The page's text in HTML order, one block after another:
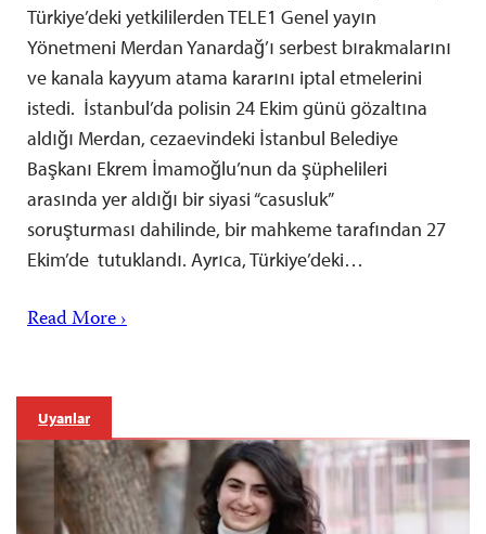
Türkiye’deki yetkililerden TELE1 Genel yayın
Yönetmeni Merdan Yanardağ’ı serbest bırakmalarını
ve kanala kayyum atama kararını iptal etmelerini
istedi. İstanbul’da polisin 24 Ekim günü gözaltına
aldığı Merdan, cezaevindeki İstanbul Belediye
Başkanı Ekrem İmamoğlu’nun da şüphelileri
arasında yer aldığı bir siyasi “casusluk”
soruşturması dahilinde, bir mahkeme tarafından 27
Ekim’de tutuklandı. Ayrıca, Türkiye’deki…
Read More ›
Uyarılar